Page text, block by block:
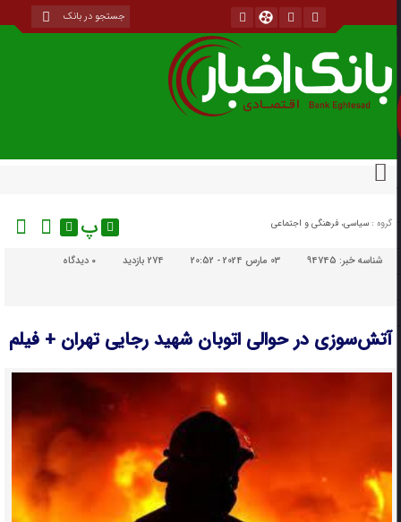
گروه : سیاسی، فرهنگی و اجتماعی پ
شناسه خبر:94745 03 مارس 2024 - 20:52 274 بازدید دیدگاه
آتش‌سوزی در حوالی اتوبان شهید رجایی تهران + فیلم